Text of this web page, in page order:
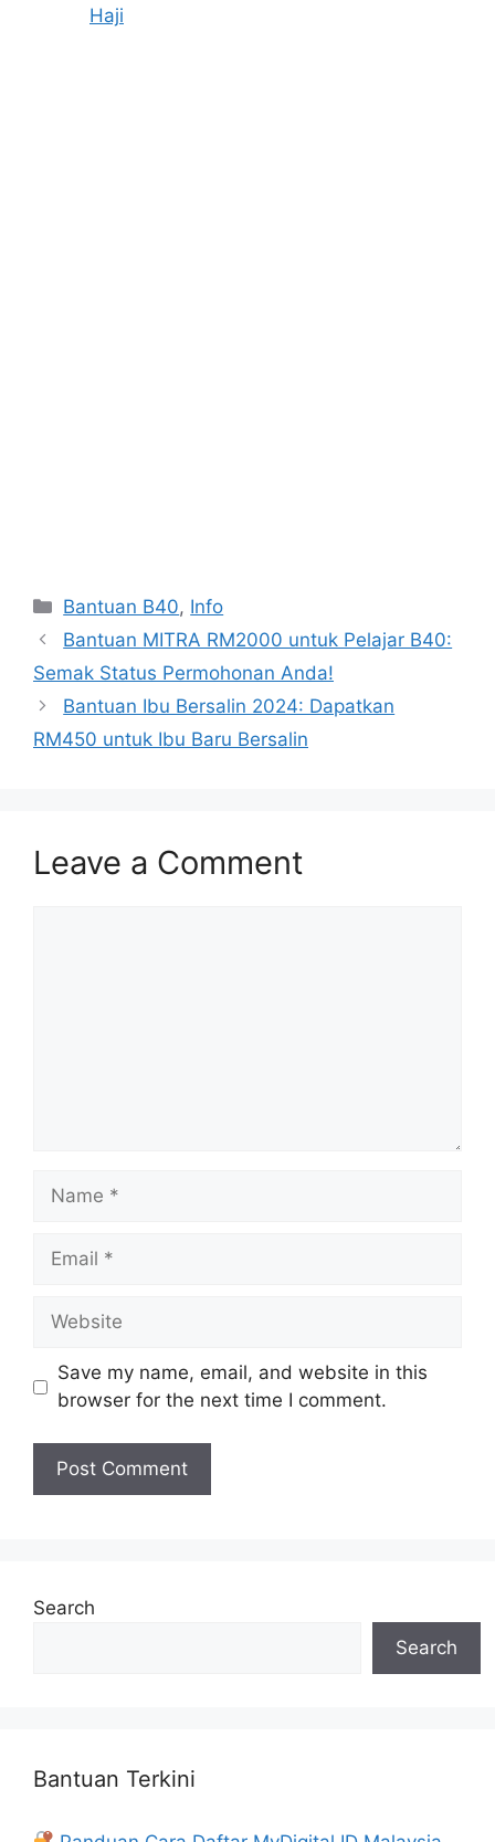
Haji
Categories
Bantuan B40, Info
Bantuan MITRA RM2000 untuk Pelajar B40:
Semak Status Permohonan Anda!
Bantuan Ibu Bersalin 2024: Dapatkan
RM450 untuk Ibu Baru Bersalin
Leave a Comment
Name
Email
Website
Save my name, email, and website in this
browser for the next time I comment.
Search
Search
Bantuan Terkini